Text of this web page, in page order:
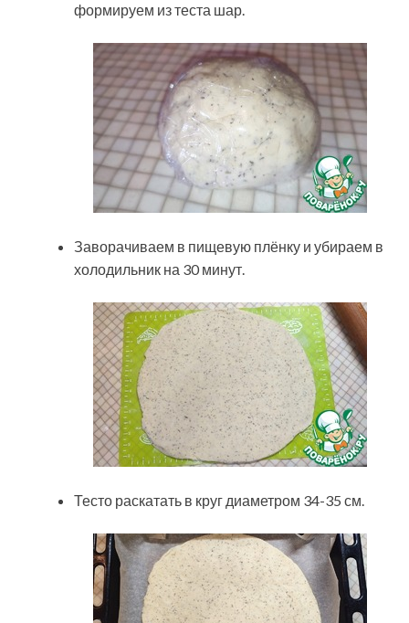
формируем из теста шар.
Заворачиваем в пищевую плёнку и убираем в
холодильник на 30 минут.
Тесто раскатать в круг диаметром 34-35 см.